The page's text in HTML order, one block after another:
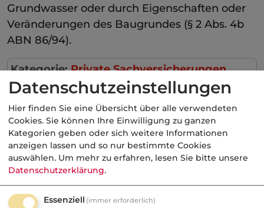
Grundwasser oder durch Eigenschaften oder
Veränderungen des Baugrundes (§ 2 Abs. 4b
ABN 86/94).
Kategorie: Private Sachversicherungen
AktuelleNachrichten
07.08.2026
Datenschutzeinstellungen
Hier finden Sie eine Übersicht über alle verwendeten
Cookies. Sie können Ihre Einwilligung zu ganzen
Kategorien geben oder sich weitere Informationen
anzeigen lassen und so nur bestimmte Cookies
auswählen. Um mehr zu erfahren, lesen Sie bitte unsere
Datenschutzerklärung.
Essenziell (immer erforderlich)